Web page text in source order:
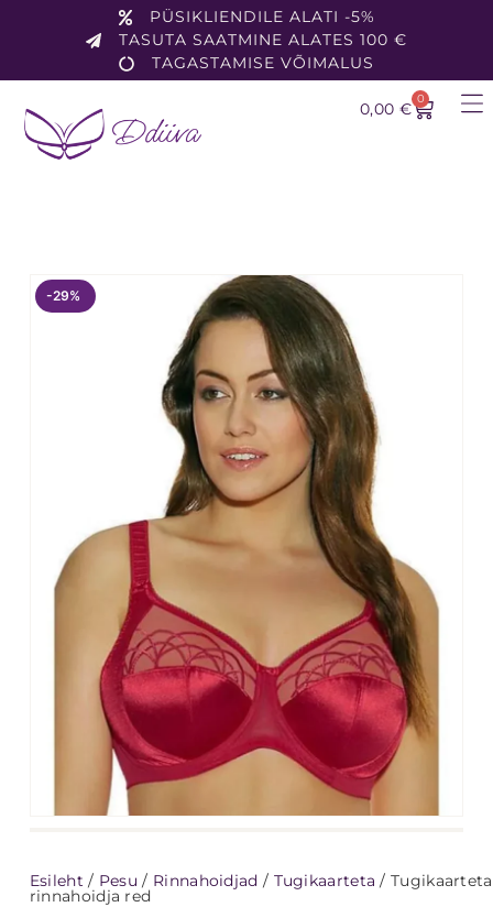
PÜSIKLIENDILE ALATI -5%
TASUTA SAATMINE ALATES 100 €
TAGASTAMISE VÕIMALUS
0,00 €
0
Esileht / Pesu / Rinnahoidjad / Tugikaarteta / Tugikaarteta
rinnahoidja red
-29%